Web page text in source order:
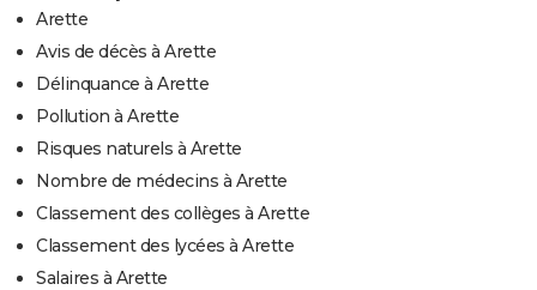
Arette
Avis de décès à Arette
Délinquance à Arette
Pollution à Arette
Risques naturels à Arette
Nombre de médecins à Arette
Classement des collèges à Arette
Classement des lycées à Arette
Salaires à Arette